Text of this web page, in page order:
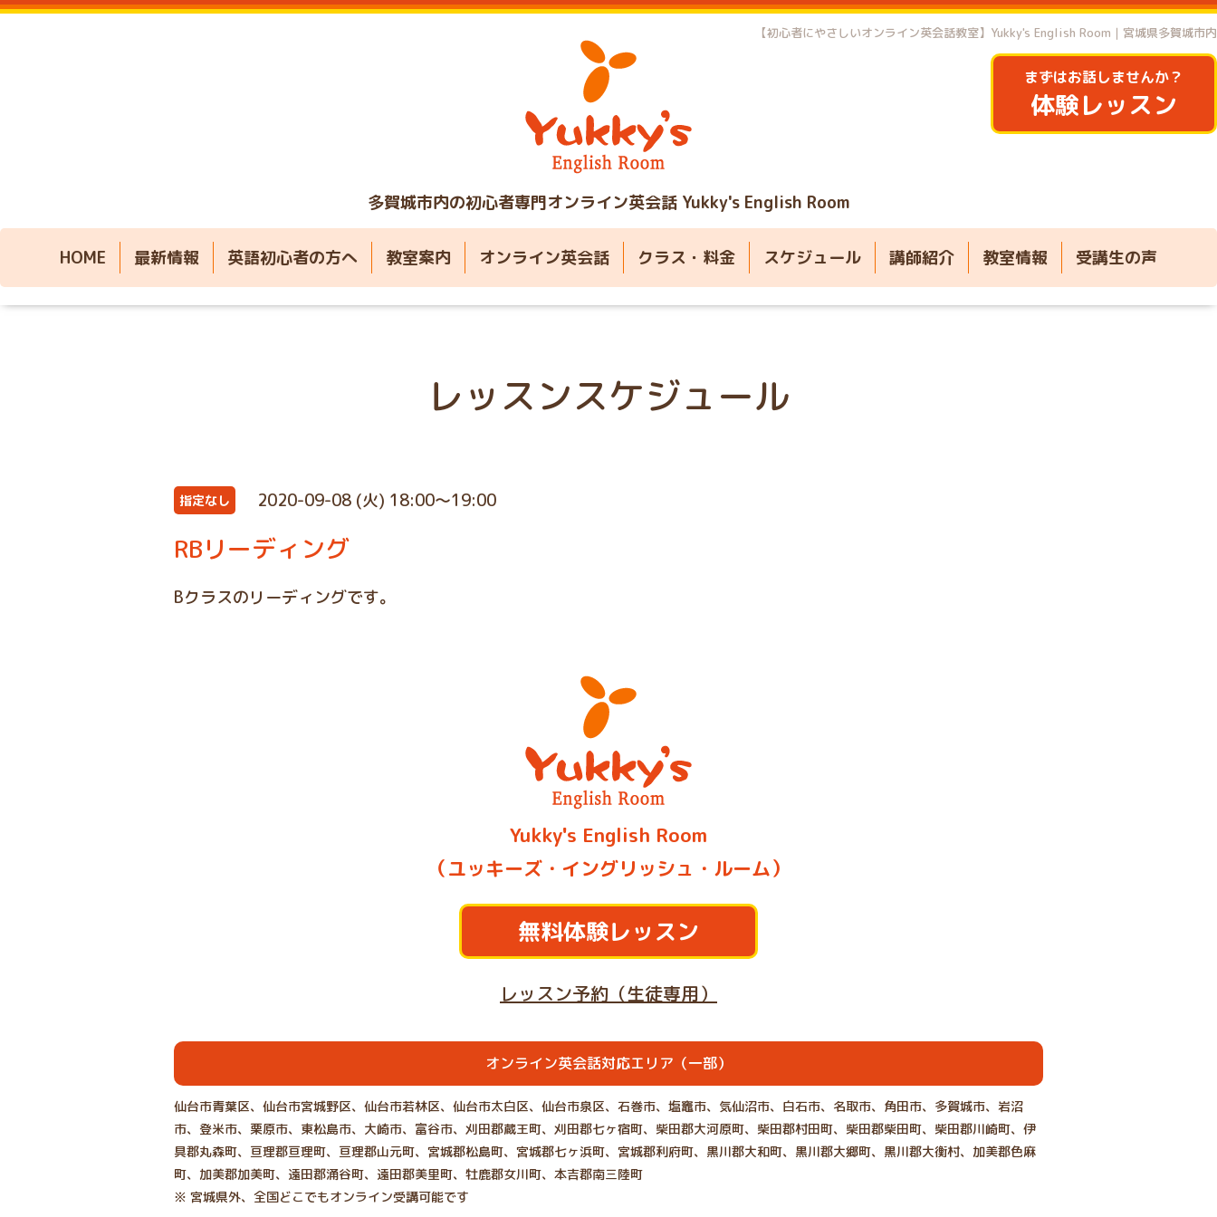
多賀城市内の初心者専門オンライン英会話 Yukky's English Room
【初心者にやさしいオンライン英会話教室】Yukky's English Room｜宮城県多賀城市内
まずはお話しませんか？
体験レッスン
HOME 最新情報 英語初心者の方へ 教室案内 オンライン英会話 クラス・料金 スケジュール 講師紹介 教室情報 受講生の声
レッスンスケジュール
指定なし 2020-09-08 (火) 18:00～19:00
RBリーディング
Bクラスのリーディングです。
Yukky's English Room
（ユッキーズ・イングリッシュ・ルーム）
無料体験レッスン
レッスン予約（生徒専用）
オンライン英会話対応エリア（一部）
仙台市青葉区、仙台市宮城野区、仙台市若林区、仙台市太白区、仙台市泉区、石巻市、塩竈市、気仙沼市、白石市、名取市、角田市、多賀城市、岩沼
市、登米市、栗原市、東松島市、大崎市、富谷市、刈田郡蔵王町、刈田郡七ヶ宿町、柴田郡大河原町、柴田郡村田町、柴田郡柴田町、柴田郡川崎町、伊
具郡丸森町、亘理郡亘理町、亘理郡山元町、宮城郡松島町、宮城郡七ヶ浜町、宮城郡利府町、黒川郡大和町、黒川郡大郷町、黒川郡大衡村、加美郡色麻
町、加美郡加美町、遠田郡涌谷町、遠田郡美里町、牡鹿郡女川町、本吉郡南三陸町
※ 宮城県外、全国どこでもオンライン受講可能です